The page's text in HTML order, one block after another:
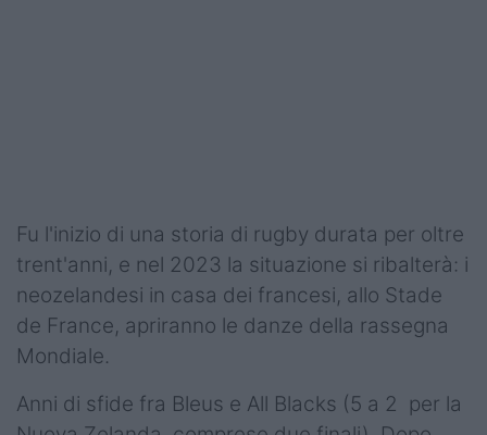
Fu l'inizio di una storia di rugby durata per oltre
trent'anni, e nel 2023 la situazione si ribalterà: i
neozelandesi in casa dei francesi, allo Stade
de France, apriranno le danze della rassegna
Mondiale.
Anni di sfide fra Bleus e All Blacks (5 a 2 per la